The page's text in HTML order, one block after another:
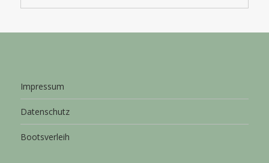
Impressum
Datenschutz
Bootsverleih